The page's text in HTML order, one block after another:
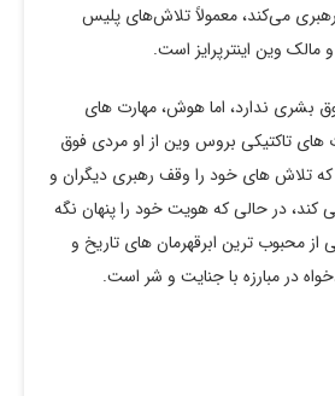
می‌کند، معمولاً تلاش‌های پلیس
مالک وین اینترپرایز است.
بشری ندارد، اما هوش، مهارت های
تاکتیکی بروس وین از او مردی فوق
که تلاش های خود را وقف رهبری دیگران و
کند، در حالی که هویت خود را پنهان نگه
محبوب ترین ابرقهرمان های تاریخ و
در مبارزه با جنایت و شر است.